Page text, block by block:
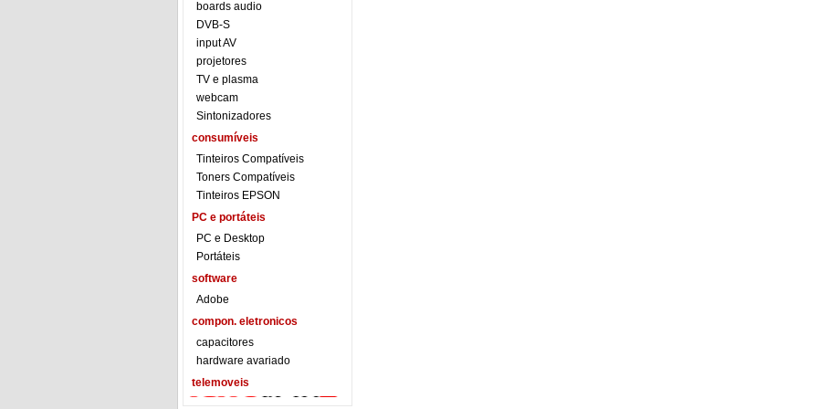
boards audio
DVB-S
input AV
projetores
TV e plasma
webcam
Sintonizadores
consumíveis
Tinteiros Compatíveis
Toners Compatíveis
Tinteiros EPSON
PC e portáteis
PC e Desktop
Portáteis
software
Adobe
compon. eletronicos
capacitores
hardware avariado
telemoveis